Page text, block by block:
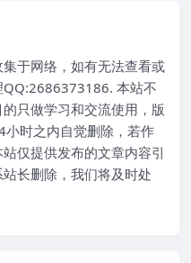
于网络，如有无法查看或
QQ:2686373186. 本站不
只做学习和交流使用，版
时之内自觉删除，若作
仅提供发布的文章内容引
长删除，我们将及时处